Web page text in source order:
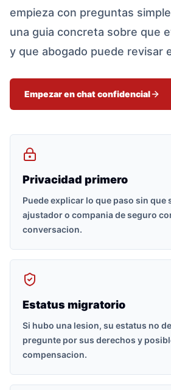
empieza con preguntas
una guia concreta sobre que
y que abogado puede revisar
Empezar en chat confidencial
Privacidad primero
Puede explicar lo que paso sin que
ajustador o compania de seguro
conversacion.
Estatus migratorio
Si hubo una lesion, su estatus no
pregunte por sus derechos y
compensacion.